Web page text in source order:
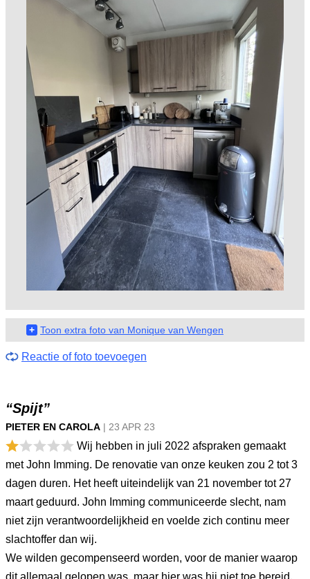
+ Toon extra foto van Monique van Wengen
Reactie of foto toevoegen
“Spijt”
PIETER EN CAROLA | 23 APR 23
Wij hebben in juli 2022 afspraken gemaakt
met John Imming. De renovatie van onze keuken zou 2 tot 3
dagen duren. Het heeft uiteindelijk van 21 november tot 27
maart geduurd. John Imming communiceerde slecht, nam
niet zijn verantwoordelijkheid en voelde zich continu meer
slachtoffer dan wij.
We wilden gecompenseerd worden, voor de manier waarop
dit allemaal gelopen was, maar hier was hij niet toe bereid.